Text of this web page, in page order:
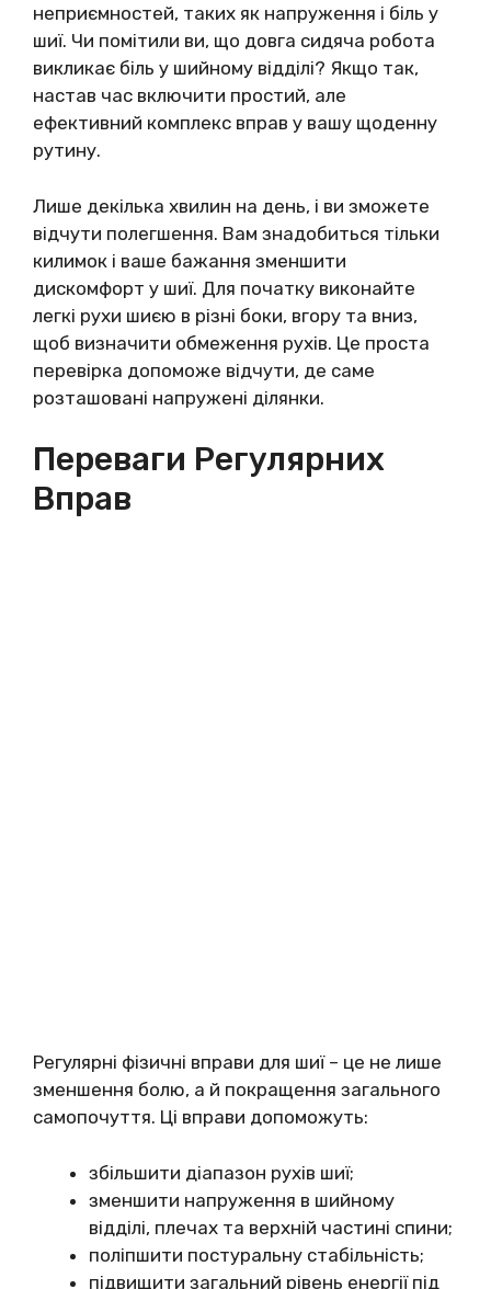
неприємностей, таких як напруження і біль у
шиї. Чи помітили ви, що довга сидяча робота
викликає біль у шийному відділі? Якщо так,
настав час включити простий, але
ефективний комплекс вправ у вашу щоденну
рутину.
Лише декілька хвилин на день, і ви зможете
відчути полегшення. Вам знадобиться тільки
килимок і ваше бажання зменшити
дискомфорт у шиї. Для початку виконайте
легкі рухи шиєю в різні боки, вгору та вниз,
щоб визначити обмеження рухів. Це проста
перевірка допоможе відчути, де саме
розташовані напружені ділянки.
Переваги Регулярних
Вправ
Регулярні фізичні вправи для шиї – це не лише
зменшення болю, а й покращення загального
самопочуття. Ці вправи допоможуть:
збільшити діапазон рухів шиї;
зменшити напруження в шийному
відділі, плечах та верхній частині спини;
поліпшити постуральну стабільність;
підвищити загальний рівень енергії під